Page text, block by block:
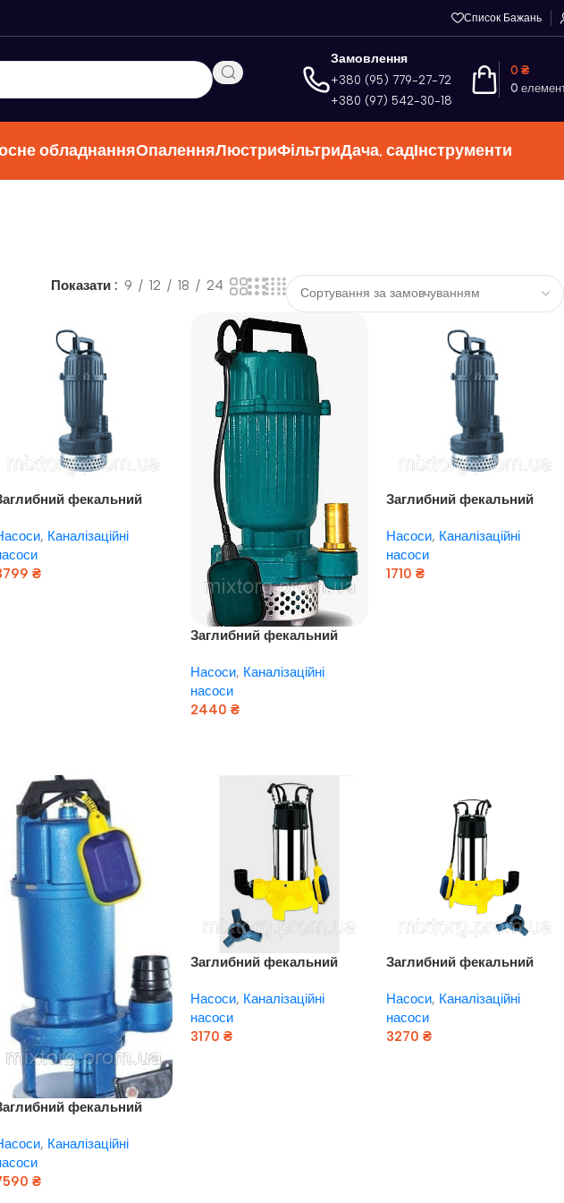
Список Бажань
Замовлення
+380 (95) 779-27-72
+380 (97) 542-30-18
0
0 ₴
обладнанняОпаленняЛюстриФільтриДача, садІнструменти
Показати 9 12 18 24
фекальний
– 0,75
, Каналізаційні
₴
Заглибний фекальний
20 — 0,55
Насоси, Каналізаційні
насоси
2440 ₴
Заглибний фекальний
10 — 0,37
Насоси, Каналізаційні
насоси
1710 ₴
фекальний
10 — 0,75 з
, Каналізаційні
₴
Заглибний фекальний
— 8 — 0,37
Насоси, Каналізаційні
насоси
3170 ₴
Заглибний фекальний
— 8 — 0,37
Насоси, Каналізаційні
насоси
3270 ₴